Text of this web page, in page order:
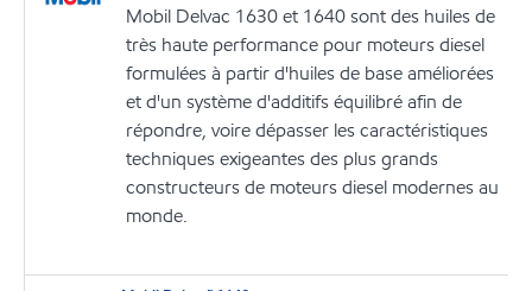
Mobil Delvac 1630 et 1640 sont des huiles de
très haute performance pour moteurs diesel
formulées à partir d'huiles de base améliorées
et d'un système d'additifs équilibré afin de
répondre, voire dépasser les caractéristiques
techniques exigeantes des plus grands
constructeurs de moteurs diesel modernes au
monde.